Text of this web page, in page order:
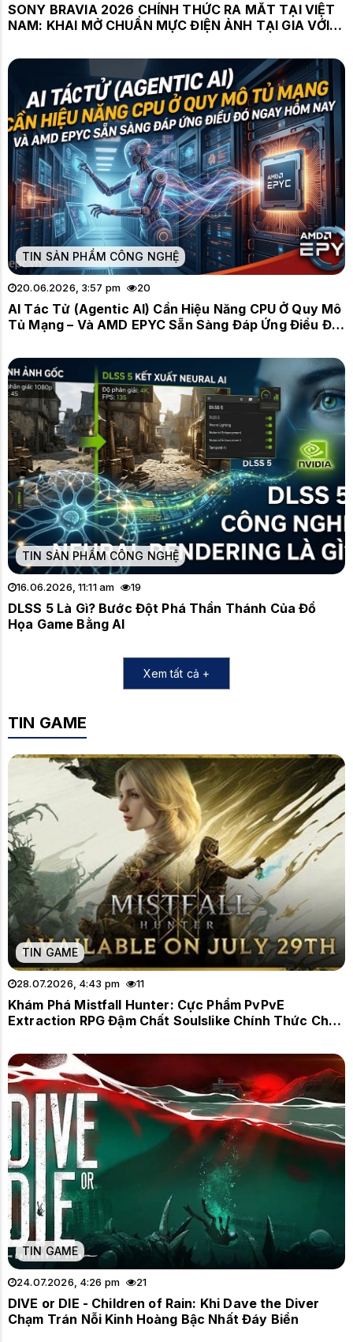
SONY BRAVIA 2026 CHÍNH THỨC RA MẮT TẠI VIỆT
NAM: KHAI MỞ CHUẨN MỰC ĐIỆN ẢNH TẠI GIA VỚI
TIN SẢN PHẨM CÔNG NGHỆ
20.06.2026, 3:57 pm 20
AI Tác Tử (Agentic AI) Cần Hiệu Năng CPU Ở Quy Mô
Tủ Mạng – Và AMD EPYC Sẵn Sàng Đáp Ứng Điều Đó
TIN SẢN PHẨM CÔNG NGHỆ
16.06.2026, 11:11 am 19
DLSS 5 Là Gì? Bước Đột Phá Thần Thánh Của Đồ
Họa Game Bằng AI
Xem tất cả +
TIN GAME
TIN GAME
28.07.2026, 4:43 pm 11
Khám Phá Mistfall Hunter: Cực Phẩm PvPvE
Extraction RPG Đậm Chất Soulslike Chính Thức Chốt
TIN GAME
24.07.2026, 4:26 pm 21
DIVE or DIE - Children of Rain: Khi Dave the Diver
Chạm Trán Nỗi Kinh Hoàng Bậc Nhất Đáy Biển